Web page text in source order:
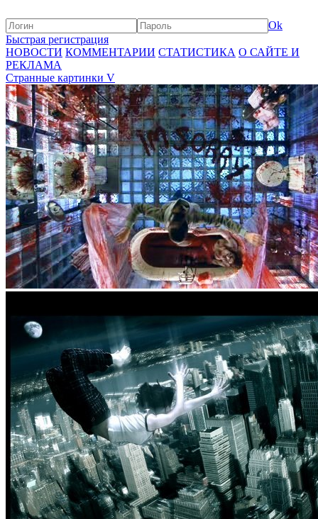
Ok
Быстрая регистрация
НОВОСТИ КОММЕНТАРИИ СТАТИСТИКА О САЙТЕ И
РЕКЛАМА
Странные картинки V